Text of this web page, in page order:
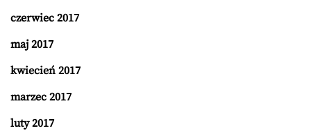
czerwiec 2017
maj 2017
kwiecień 2017
marzec 2017
luty 2017